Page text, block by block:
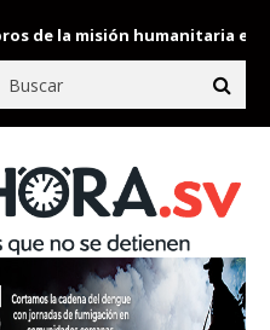
la misión humanitaria enviada